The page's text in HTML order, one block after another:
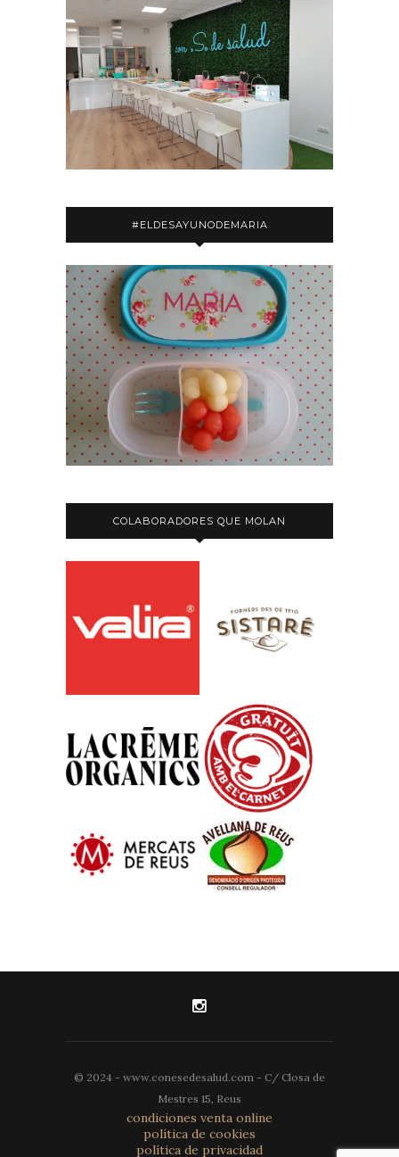
#ELDESAYUNODEMARIA
COLABORADORES QUE MOLAN
© 2024 - www.conesedesalud.com - C/ Closa de
Mestres 15, Reus
condiciones venta online
política de cookies
política de privacidad